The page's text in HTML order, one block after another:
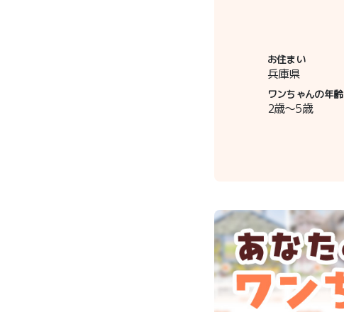
お住まい
兵庫県
ワンちゃんの年齢
2歳～5歳